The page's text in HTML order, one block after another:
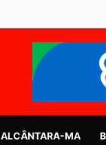
ALCÂNTARA-MA